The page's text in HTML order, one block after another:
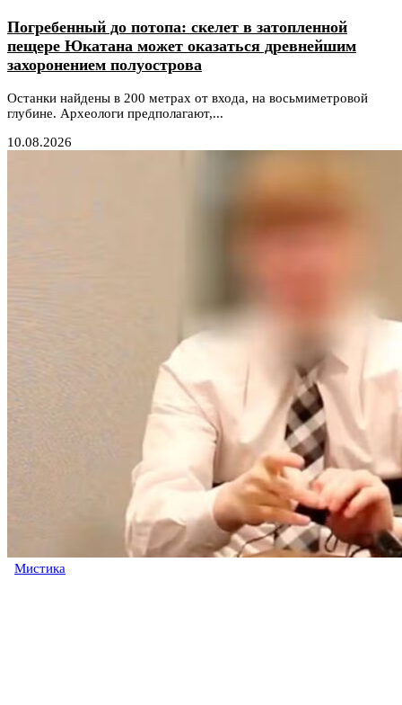
Погребенный до потопа: скелет в затопленной
пещере Юкатана может оказаться древнейшим
захоронением полуострова
Останки найдены в 200 метрах от входа, на восьмиметровой
глубине. Археологи предполагают,...
10.08.2026
Мистика